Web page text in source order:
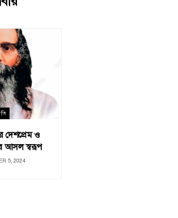
দেশপ্রেম ও
আসল স্বরূপ
5, 2024